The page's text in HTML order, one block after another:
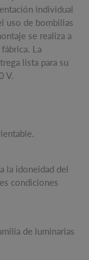
individual
uso de bombillas
se realiza a
La
lista para su
V.
la idoneidad del
condiciones
de luminarias